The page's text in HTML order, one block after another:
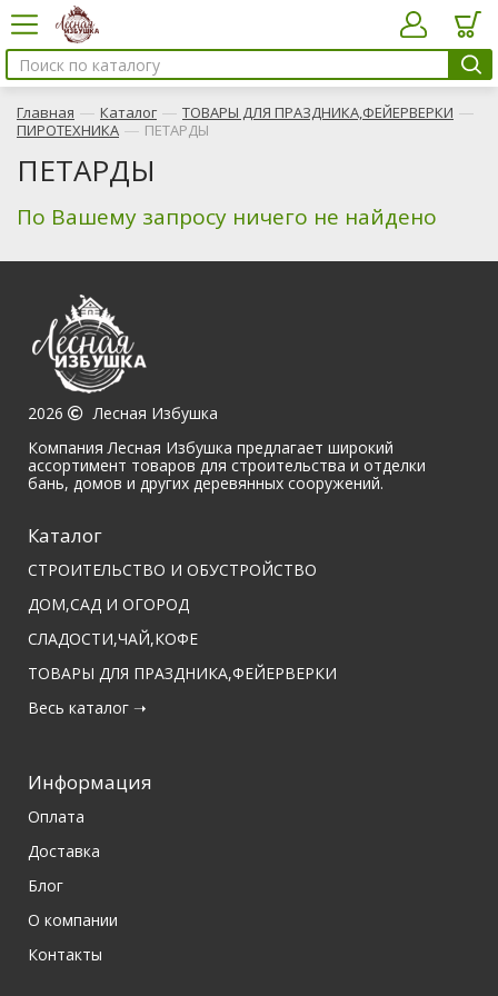
Главная — Каталог — ТОВАРЫ ДЛЯ ПРАЗДНИКА,ФЕЙЕРВЕРКИ —
ПИРОТЕХНИКА — ПЕТАРДЫ
ПЕТАРДЫ
По Вашему запросу ничего не найдено
2026
Лесная Избушка
Компания Лесная Избушка предлагает широкий
ассортимент товаров для строительства и отделки
бань, домов и других деревянных сооружений.
Каталог
СТРОИТЕЛЬСТВО И ОБУСТРОЙСТВО
ДОМ,САД И ОГОРОД
СЛАДОСТИ,ЧАЙ,КОФЕ
ТОВАРЫ ДЛЯ ПРАЗДНИКА,ФЕЙЕРВЕРКИ
Весь каталог ➝
Информация
Оплата
Доставка
Блог
О компании
Контакты